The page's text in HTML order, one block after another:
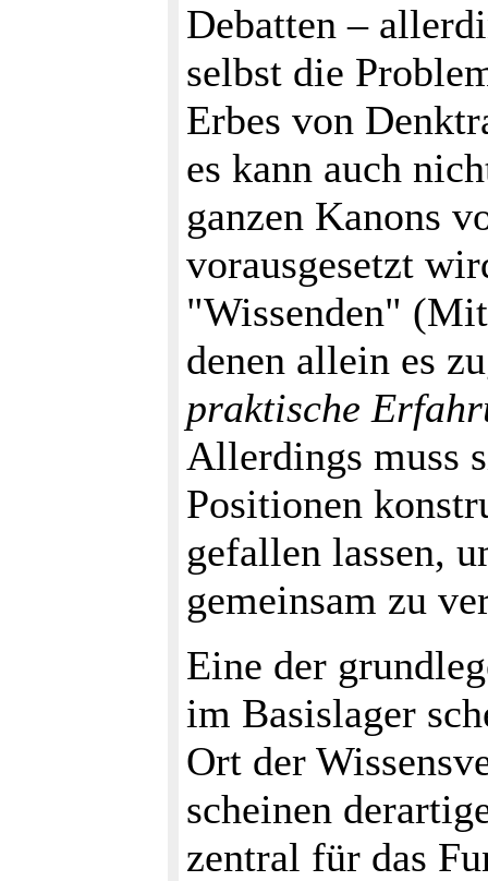
Debatten –
selbst die
Erbes von
es kann auch
ganzen Kanons
vorausgesetzt
"Wissenden"
denen allein es
praktische
Allerdings muss
Positionen
gefallen lassen,
gemeinsam zu
Eine der
im Basislager
Ort der
scheinen
zentral für das